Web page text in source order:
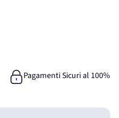
Pagamenti Sicuri al 100%